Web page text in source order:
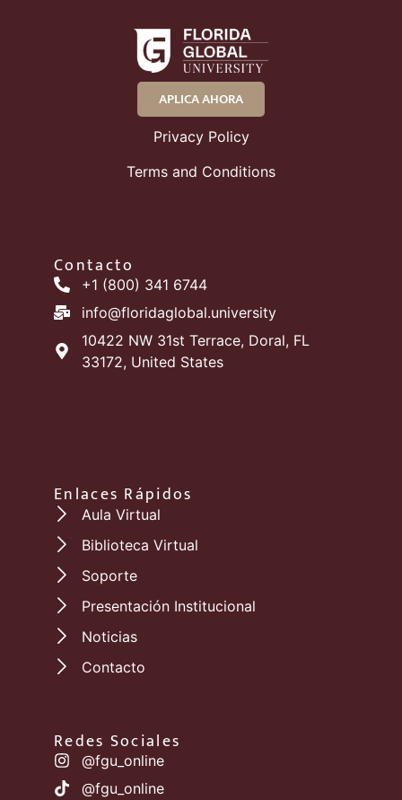
APLICA AHORA
Privacy Policy
Terms and Conditions
Contacto
+1 (800) 341 6744
info@floridaglobal.university
10422 NW 31st Terrace, Doral, FL
33172, United States
Enlaces Rápidos
Aula Virtual
Biblioteca Virtual
Soporte
Presentación Institucional
Noticias
Contacto
Redes Sociales
@fgu_online
@fgu_online